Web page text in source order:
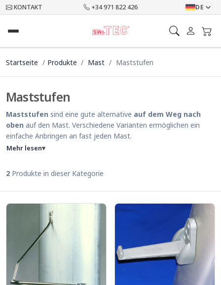
KONTAKT +34 971 822 426 DE
Startseite Produkte Mast Maststufen
Maststufen
Maststufen sind eine gute alternative auf dem Weg nach
oben auf den Mast. Verschiedene Varianten ermöglichen ein
einfache Anbringen an fast jeden Mast.
Mehr lesen▾
2 Produkte in dieser Kategorie